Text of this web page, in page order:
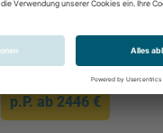
Inkl. Flug ab Frankfurt
p.P. ab 2446 €